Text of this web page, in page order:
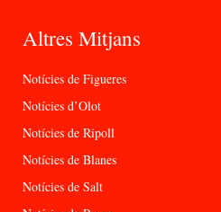
Altres Mitjans
Notícies de Figueres
Notícies d’Olot
Notícies de Ripoll
Notícies de Blanes
Notícies de Salt